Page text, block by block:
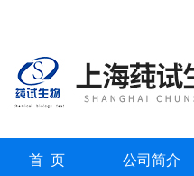
首 页 公司简介